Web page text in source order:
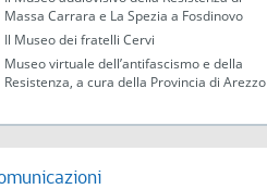
Massa Carrara e La Spezia a Fosdinovo
Il Museo dei fratelli Cervi
Museo virtuale dell’antifascismo e della
Resistenza, a cura della Provincia di Arezzo